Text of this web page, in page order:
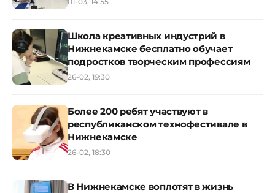
Школа креативных индустрий в
Нижнекамске бесплатно обучает
подростков творческим профессиям
26-02, 19:30
Более 200 ребят участвуют в
республиканском технофестивале в
Нижнекамске
26-02, 18:30
В Нижнекамске воплотят в жизнь